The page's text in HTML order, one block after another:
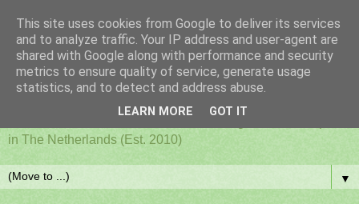
PAFF - Ham Radio & Flora
and Fauna Netherlands
in The Netherlands (Est. 2010)
▼
This site uses cookies from Google to deliver its services
and to analyze traffic. Your IP address and user-agent are
shared with Google along with performance and security
metrics to ensure quality of service, generate usage
statistics, and to detect and address abuse.
LEARN MORE GOT IT